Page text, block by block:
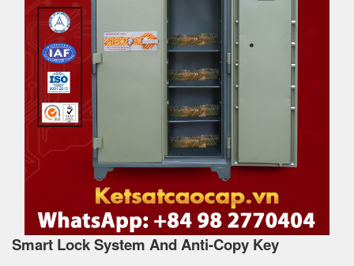
Smart Lock System And Anti-Copy Key